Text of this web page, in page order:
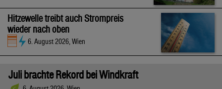
Hitzewelle treibt auch Strompreis
wieder nach oben
6. August 2026, Wien
Juli brachte Rekord bei Windkraft